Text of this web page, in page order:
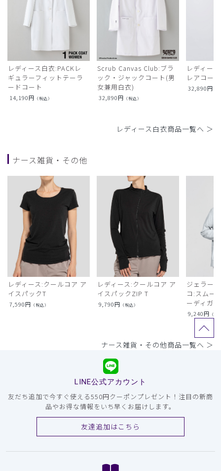
レディース白衣:PACKレ
ギュラーフィットテーラ
ードコート
14,190円 （税込）
Scrub Canvas Club:ブラ
ック・ジャックコート(男
女兼用白衣)
32,890円 （税込）
レディー
レアコート
32,890円
レディース白衣商品一覧へ ＞
ナース雑貨・その他
レディース:クールコア ア
イスパックT
7,590円 （税込）
レディース:クールコア ア
イスパックZIP T
9,790円 （税込）
ジェラー
コ:スムー
ーディガン
9,240円 （税
ナース雑貨・その他商品一覧へ ＞
LINE公式アカウント
友だち追加で今すぐ使える550円クーポンプレゼント！注目の新商
品やお得な情報をいち早くお届けします。
友達追加はこちら